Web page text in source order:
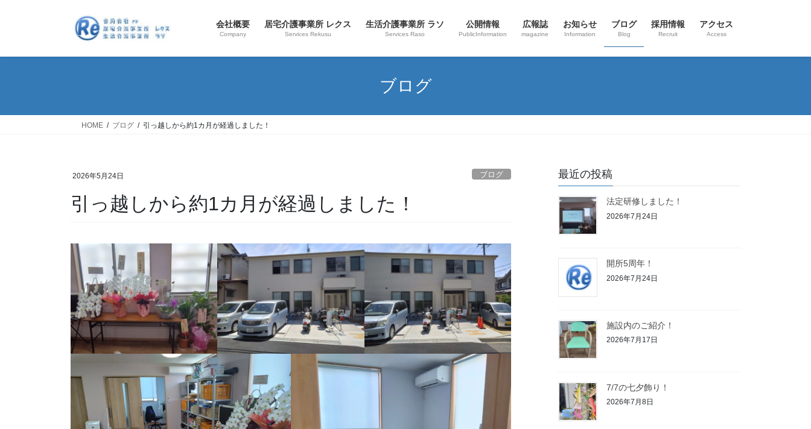
会社概要
Company
居宅介護事業所 レクス
Services Rekusu
生活介護事業所 ラソ
Services Raso
公開情報
PublicInformation
広報誌
magazine
お知らせ
Information
ブログ
Blog
採用情報
Recruit
アクセス
Access
ブログ
HOME ブログ 引っ越しから約1カ月が経過しました！
2026年5月24日 ブログ
引っ越しから約1カ月が経過しました！
最近の投稿
法定研修しました！
2026年7月24日
開所5周年！
2026年7月24日
施設内のご紹介！
2026年7月17日
7/7の七夕飾り！
2026年7月8日